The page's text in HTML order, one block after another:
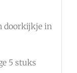
doorkijkje in
5 stuks